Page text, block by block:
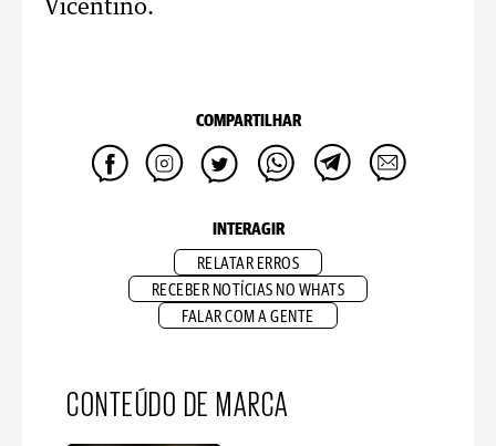
Vicentino.
COMPARTILHAR
INTERAGIR
RELATAR ERROS
RECEBER NOTÍCIAS NO WHATS
FALAR COM A GENTE
CONTEÚDO DE MARCA